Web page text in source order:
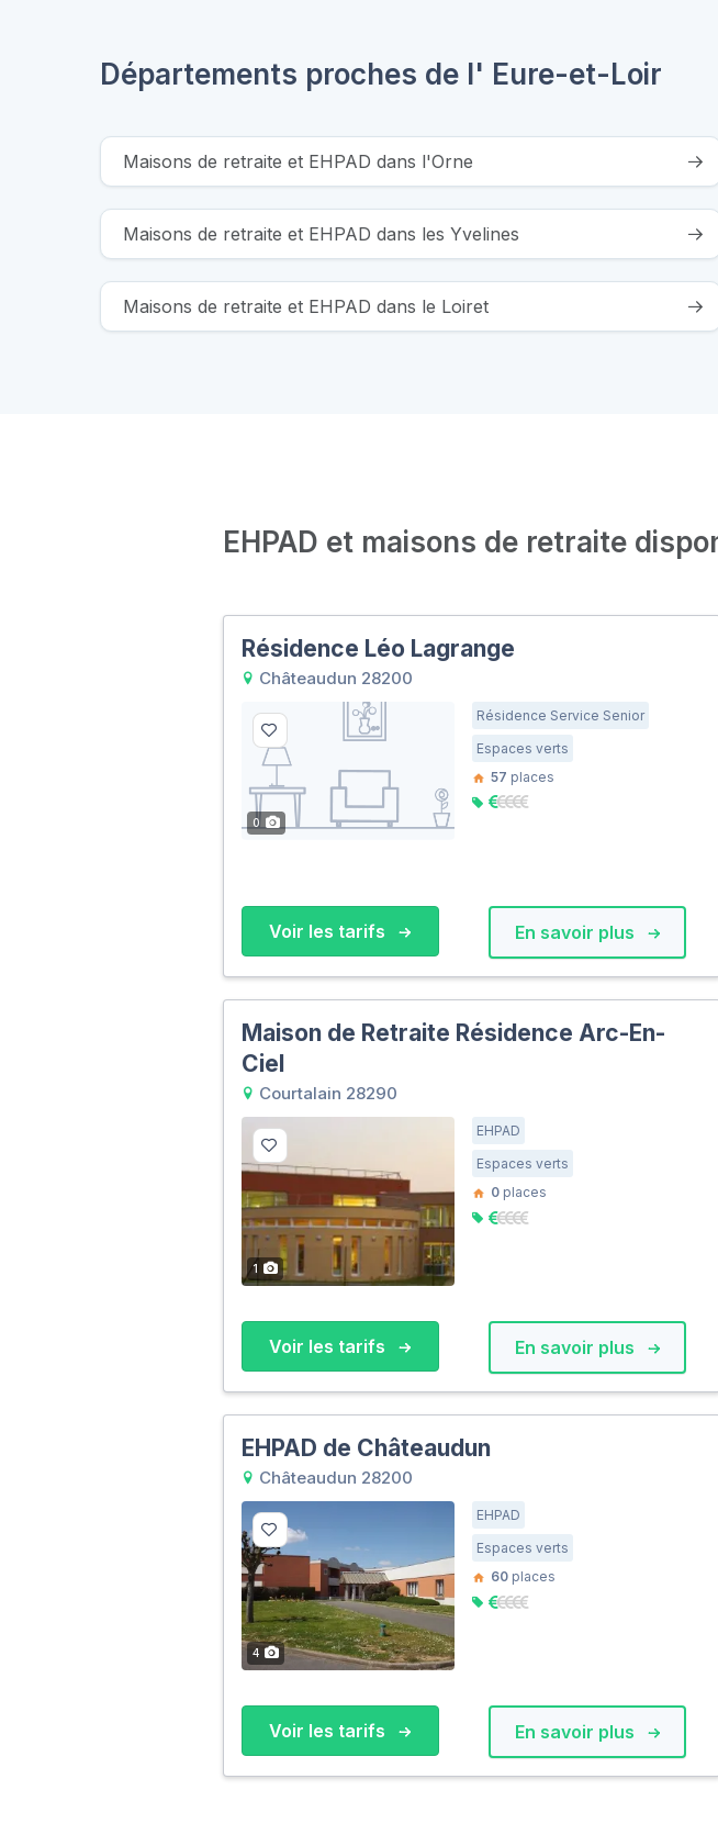
Départements proches de l' Eure-et-Loir
Maisons de retraite et EHPAD dans l'Orne
Maisons de retraite et EHPAD dans les Yvelines
Maisons de retraite et EHPAD dans le Loiret
EHPAD et maisons de retraite
Résidence Léo Lagrange
Châteaudun 28200
0
Résidence Service Senior
Espaces verts
57 places
Voir les tarifs En savoir plus
Maison de Retraite Résidence Arc-En-
Ciel
Courtalain 28290
1
EHPAD
Espaces verts
0places
Voir les tarifs En savoir plus
EHPAD de Châteaudun
Châteaudun 28200
4
EHPAD
Espaces verts
60places
Voir les tarifs En savoir plus